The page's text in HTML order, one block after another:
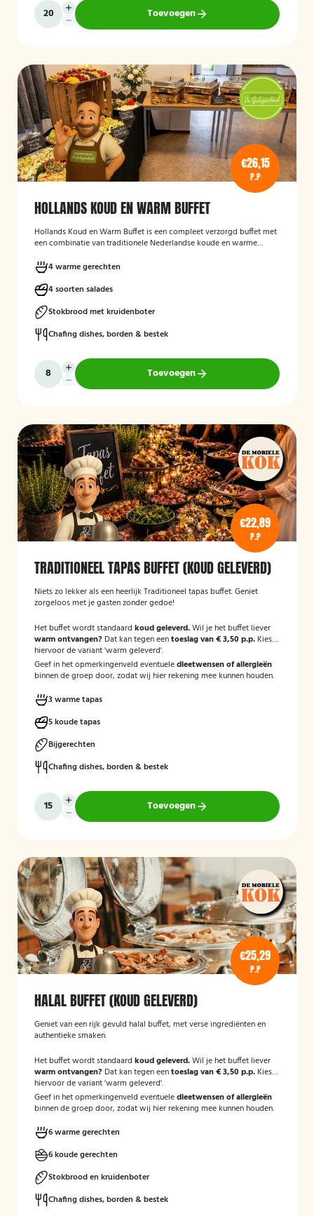
Toevoegen
€26,15
P.P
HOLLANDS KOUD EN WARM BUFFET
Hollands Koud en Warm Buffet is een compleet verzorgd buffet met
een combinatie van traditionele Nederlandse koude en warme
bedrijfsbijeenkomsten en andere gelegenheden, en biedt een
gevarieerde keuze aan salades, warme vleesgerechten en
bijgerechten, zodat er voor iedere gast iets lekkers bij zit. Het buffet
wordt verzorgd geleverd en is bedoeld om gasten op een
toegankelijke en smakelijke manier te laten genieten van een typisch
Hollands buffetconcept.
4 warme gerechten
4 soorten salades
Stokbrood met kruidenboter
Chafing dishes, borden & bestek
Toevoegen
€22,89
P.P
TRADITIONEEL TAPAS BUFFET (KOUD GELEVERD)
Niets zo lekker als een heerlijk Traditioneel tapas buffet. Geniet
zorgeloos met je gasten zonder gedoe!
Het buffet wordt standaard koud geleverd.Wil je het buffet liever
warm ontvangen? Dat kan tegen eentoeslag van € 3,50 p.p. Kies
hiervoor de variant 'warm geleverd'.
Geef in het opmerkingenveld eventueledieetwensen of allergieën
binnen de groep door, zodat wij hier rekening mee kunnen houden.
3 warme tapas
5 koude tapas
Bijgerechten
Chafing dishes, borden & bestek
Toevoegen
€25,29
P.P
HALAL BUFFET (KOUD GELEVERD)
Geniet van een rijk gevuld halal buffet, met verse ingrediënten en
authentieke smaken.
Het buffet wordt standaard koud geleverd.Wil je het buffet liever
warm ontvangen? Dat kan tegen eentoeslag van € 3,50 p.p. Kies
hiervoor de variant 'warm geleverd'.
Geef in het opmerkingenveld eventueledieetwensen of allergieën
binnen de groep door, zodat wij hier rekening mee kunnen houden.
6 warme gerechten
6 koude gerechten
Stokbrood en kruidenboter
Chafing dishes, borden & bestek